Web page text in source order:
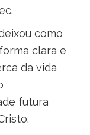
como
clara e
da vida
futura